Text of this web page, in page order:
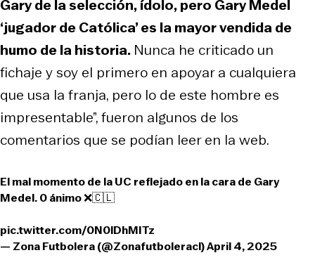
Gary de la selección, ídolo, pero Gary Medel
‘jugador de Católica’ es la mayor vendida de
humo de la historia. Nunca he criticado un
fichaje y soy el primero en apoyar a cualquiera
que usa la franja, pero lo de este hombre es
impresentable”, fueron algunos de los
comentarios que se podían leer en la web.
El mal momento de la UC reflejado en la cara de Gary
Medel. 0 ánimo ❌🇨🇱
pic.twitter.com/0N0lDhMITz
— Zona Futbolera (@Zonafutboleracl)April 4, 2025